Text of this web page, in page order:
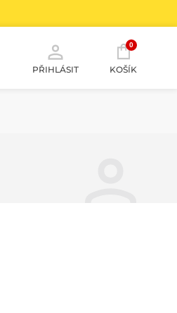
PŘIHLÁSIT
0
KOŠÍK